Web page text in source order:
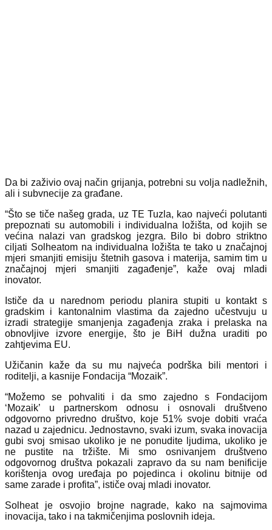
Da bi zaživio ovaj način grijanja, potrebni su volja nadležnih,
ali i subvnecije za građane.
“Što se tiče našeg grada, uz TE Tuzla, kao najveći polutanti
prepoznati su automobili i individualna ložišta, od kojih se
većina nalazi van gradskog jezgra. Bilo bi dobro striktno
ciljati Solheatom na individualna ložišta te tako u značajnoj
mjeri smanjiti emisiju štetnih gasova i materija, samim tim u
značajnoj mjeri smanjiti zagađenje”, kaže ovaj mladi
inovator.
Ističe da u narednom periodu planira stupiti u kontakt s
gradskim i kantonalnim vlastima da zajedno učestvuju u
izradi strategije smanjenja zagađenja zraka i prelaska na
obnovljive izvore energije, što je BiH dužna uraditi po
zahtjevima EU.
Užičanin kaže da su mu najveća podrška bili mentori i
roditelji, a kasnije Fondacija “Mozaik”.
“Možemo se pohvaliti i da smo zajedno s Fondacijom
‘Mozaik’ u partnerskom odnosu i osnovali društveno
odgovorno privredno društvo, koje 51% svoje dobiti vraća
nazad u zajednicu. Jednostavno, svaki izum, svaka inovacija
gubi svoj smisao ukoliko je ne ponudite ljudima, ukoliko je
ne pustite na tržište. Mi smo osnivanjem društveno
odgovornog društva pokazali zapravo da su nam benificije
korištenja ovog uređaja po pojedinca i okolinu bitnije od
same zarade i profita”, ističe ovaj mladi inovator.
Solheat je osvojio brojne nagrade, kako na sajmovima
inovacija, tako i na takmičenjima poslovnih ideja.